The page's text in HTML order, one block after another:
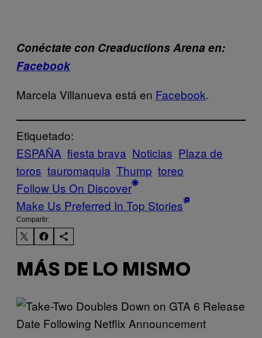
Conéctate con Creaductions Arena en:
Facebook
Marcela Villanueva está en Facebook.
Etiquetado:
ESPAÑA fiesta brava Noticias Plaza de
toros tauromaquia Thump toreo
Follow Us On Discover
Make Us Preferred In Top Stories
Compartir:
MÁS DE LO MISMO